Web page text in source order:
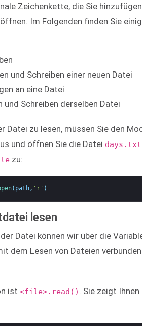
Zeichenkette, die Sie
Im Folgenden finden Sie
und Schreiben einer neuen Datei
an eine Datei
und Schreiben derselben Datei
Datei zu lesen, müssen Sie den
und öffnen Sie die Datei days.txt
zu:
( path, 'r' )
lesen
Datei können wir über die
dem Lesen von Dateien
ist <file>.read()
. Sie zeigt